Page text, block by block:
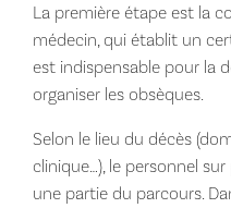
La première étape est la
médecin, qui établit un
est indispensable pour la
organiser les obsèques.
Selon le lieu du décès
clinique…), le personnel
une partie du parcours.